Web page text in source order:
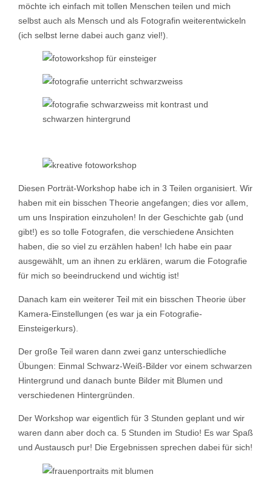
möchte ich einfach mit tollen Menschen teilen und mich
selbst auch als Mensch und als Fotografin weiterentwickeln
(ich selbst lerne dabei auch ganz viel!).
Diesen Porträt-Workshop habe ich in 3 Teilen organisiert. Wir
haben mit ein bisschen Theorie angefangen; dies vor allem,
um uns Inspiration einzuholen! In der Geschichte gab (und
gibt!) es so tolle Fotografen, die verschiedene Ansichten
haben, die so viel zu erzählen haben! Ich habe ein paar
ausgewählt, um an ihnen zu erklären, warum die Fotografie
für mich so beeindruckend und wichtig ist!
Danach kam ein weiterer Teil mit ein bisschen Theorie über
Kamera-Einstellungen (es war ja ein Fotografie-
Einsteigerkurs).
Der große Teil waren dann zwei ganz unterschiedliche
Übungen: Einmal Schwarz-Weiß-Bilder vor einem schwarzen
Hintergrund und danach bunte Bilder mit Blumen und
verschiedenen Hintergründen.
Der Workshop war eigentlich für 3 Stunden geplant und wir
waren dann aber doch ca. 5 Stunden im Studio! Es war Spaß
und Austausch pur! Die Ergebnissen sprechen dabei für sich!